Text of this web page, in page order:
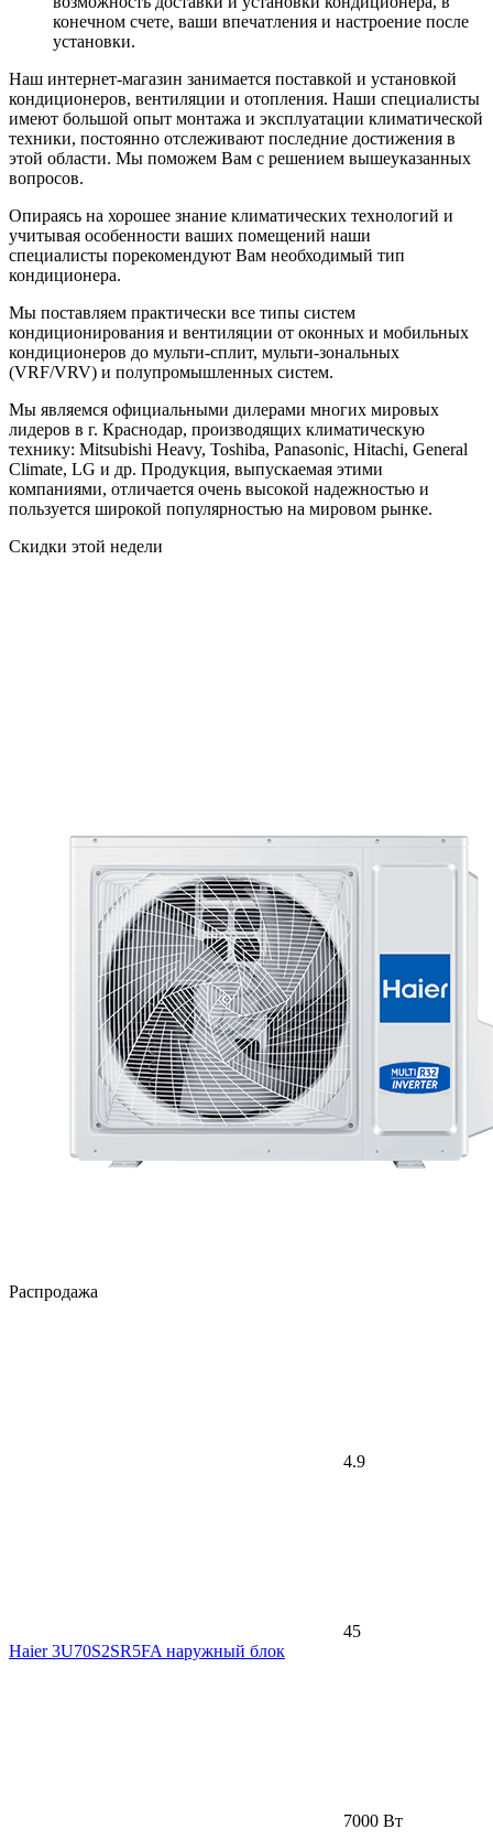
конечном счете, ваши впечатления и настроение после
установки.
Наш интернет-магазин занимается поставкой и установкой
кондиционеров, вентиляции и отопления. Наши специалисты
имеют большой опыт монтажа и эксплуатации климатической
техники, постоянно отслеживают последние достижения в
этой области. Мы поможем Вам с решением вышеуказанных
вопросов.
Опираясь на хорошее знание климатических технологий и
учитывая особенности ваших помещений наши
специалисты порекомендуют Вам необходимый тип
кондиционера.
Мы поставляем практически все типы систем
кондиционирования и вентиляции от оконных и мобильных
кондиционеров до мульти-сплит, мульти-зональных
(VRF/VRV) и полупромышленных систем.
Мы являемся официальными дилерами многих мировых
лидеров в г. Краснодар, производящих климатическую
технику: Mitsubishi Heavy, Toshiba, Panasonic, Hitachi, General
Climate, LG и др. Продукция, выпускаемая этими
компаниями, отличается очень высокой надежностью и
пользуется широкой популярностью на мировом рынке.
Скидки этой недели
Распродажа
4.9
45
Haier 3U70S2SR5FA наружный блок
7000 Вт